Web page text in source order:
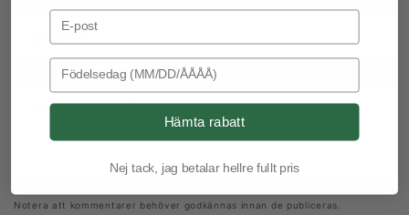
Email
Kommentar*
Notera att kommentarer behöver godkännas innan de publiceras.
Email Address
Birthday
Hämta rabatt
Nej tack, jag betalar hellre fullt pris